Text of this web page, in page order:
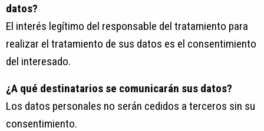
datos?
El interés legítimo del responsable del tratamiento para
realizar el tratamiento de sus datos es el consentimiento
del interesado.
¿A qué destinatarios se comunicarán sus datos?
Los datos personales no serán cedidos a terceros sin su
consentimiento.